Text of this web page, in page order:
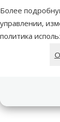
Более
управлении,
политика
животным.
света, что
необходимости,
позволяет
террариумом
грунта, а